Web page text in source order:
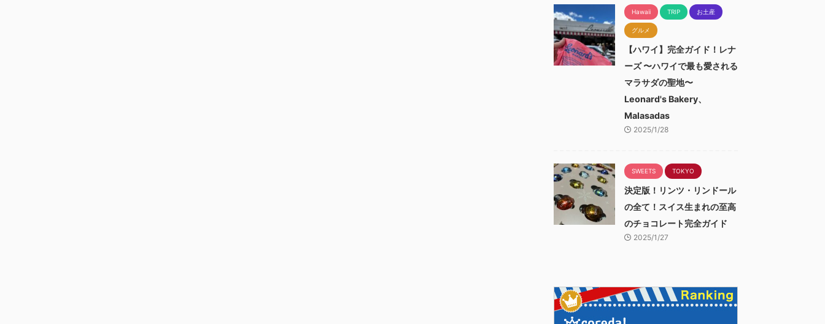
Hawaii TRIP お土産
グルメ
【ハワイ】完全ガイド！レナ
ーズ 〜ハワイで最も愛される
マラサダの聖地〜
Leonard's Bakery、
Malasadas
2025/1/28
SWEETS TOKYO
決定版！リンツ・リンドール
の全て！スイス生まれの至高
のチョコレート完全ガイド
2025/1/27